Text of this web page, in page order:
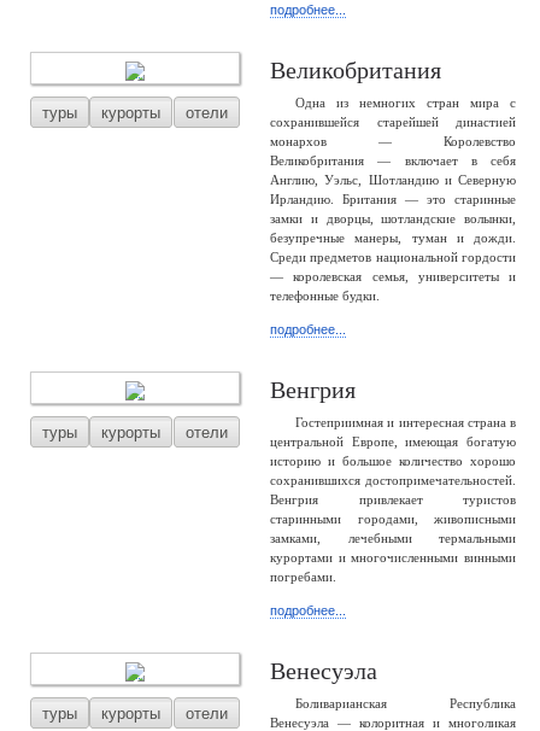
подробнее...
туры курорты отели
Великобритания
Одна из немногих стран мира с
сохранившейся старейшей династией
монархов — Королевство
Великобритания — включает в себя
Англию, Уэльс, Шотландию и Северную
Ирландию. Британия — это старинные
замки и дворцы, шотландские волынки,
безупречные манеры, туман и дожди.
Среди предметов национальной гордости
— королевская семья, университеты и
телефонные будки.
подробнее...
туры курорты отели
Венгрия
Гостеприимная и интересная страна в
центральной Европе, имеющая богатую
историю и большое количество хорошо
сохранившихся достопримечательностей.
Венгрия привлекает туристов
старинными городами, живописными
замками, лечебными термальными
курортами и многочисленными винными
погребами.
подробнее...
туры курорты отели
Венесуэла
Боливарианская Республика
Венесуэла — колоритная и многоликая